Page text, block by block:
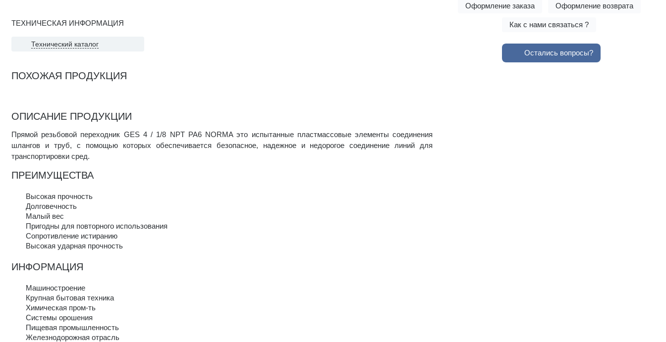
Оформление заказа Оформление возврата
Как с нами связаться ?
Остались вопросы?
ТЕХНИЧЕСКАЯ ИНФОРМАЦИЯ
Технический каталог
ПОХОЖАЯ ПРОДУКЦИЯ
ОПИСАНИЕ ПРОДУКЦИИ
Прямой резьбовой переходник GES 4 / 1/8 NPT PA6 NORMA это испытанные пластмассовые элементы соединения
шлангов и труб, с помощью которых обеспечивается безопасное, надежное и недорогое соединение линий для
транспортировки сред.
ПРЕИМУЩЕСТВА
Высокая прочность
Долговечность
Малый вес
Пригодны для повторного использования
Сопротивление истиранию
Высокая ударная прочность
ИНФОРМАЦИЯ
Машиностроение
Крупная бытовая техника
Химическая пром-ть
Системы орошения
Пищевая промышленность
Железнодорожная отрасль